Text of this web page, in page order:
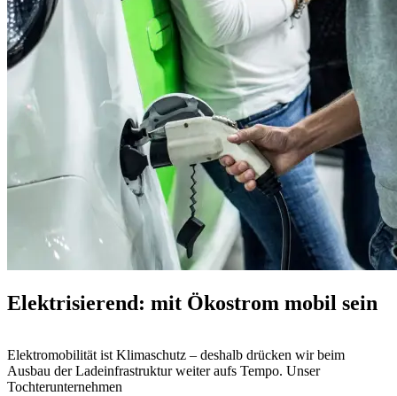
Elektrisierend: mit Ökostrom mobil sein
Elektromobilität ist Klimaschutz – deshalb drücken wir beim
Ausbau der Ladeinfrastruktur weiter aufs Tempo. Unser
Tochterunternehmen